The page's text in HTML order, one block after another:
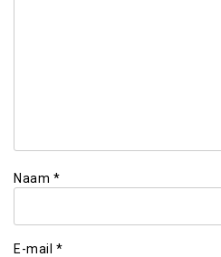
Naam *
E-mail *